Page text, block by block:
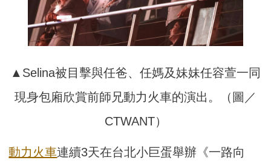
▲Selina被目擊與任爸、任媽及妹妹任容萱一同
現身包廂欣賞前師兄動力火車的演出。（圖／
CTWANT）
動力火車連續3天在台北小巨蛋舉辦《一路向